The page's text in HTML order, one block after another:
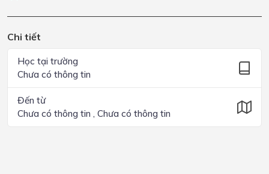
Chi tiết
Học tại trường
Chưa có thông tin
Đến từ
Chưa có thông tin , Chưa có thông tin